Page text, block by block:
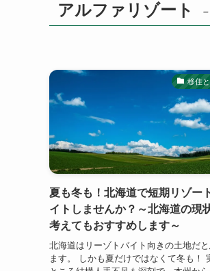
アルファリゾート
移住
夏も冬も！北海道で短期リゾー
イトしませんか？～北海道の現
考えてもおすすめします～
北海道はリーゾトバイト向きの土地だ
ます。 しかも夏だけではなくて冬も！